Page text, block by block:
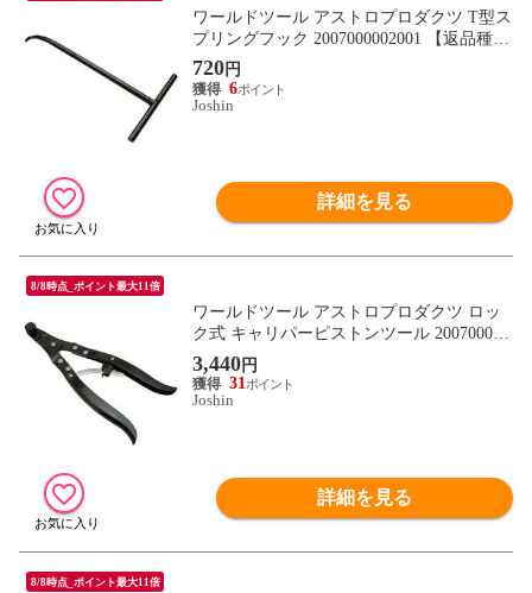
ワールドツール アストロプロダクツ T型ス
プリングフック 2007000002001 【返品種別
B】
720円
6
Joshin
詳細を見る
8/8時点_ポイント最大11倍
ワールドツール アストロプロダクツ ロッ
ク式 キャリパーピストンツール 200700001
1089 【返品種別B】
3,440円
31
Joshin
詳細を見る
8/8時点_ポイント最大11倍